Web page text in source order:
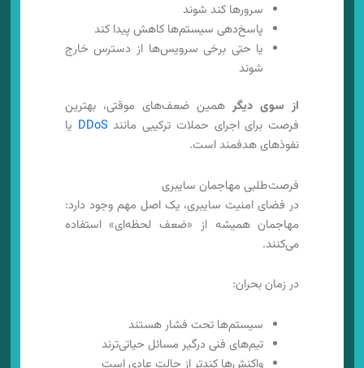
سرورها کند شوند
پاسخ‌دهی سیستم‌ها کاهش پیدا کند
یا حتی برخی سرویس‌ها از دسترس خارج
شوند
از سوی دیگرهمین ضعف‌های موقتی، بهترین
فرصت برای اجرای حملات ترکیبی مانند DDoS یا
نفوذهای هدفمند است.
فرصت‌طلبی مهاجمان سایبری
در فضای امنیت سایبری، یک اصل مهم وجود دارد:
مهاجمان همیشه از «ضعف لحظه‌ای» استفاده
می‌کنند.
در زمان بحران:
سیستم‌ها تحت فشار هستند
تیم‌های فنی درگیر مسائل حیاتی‌ترند
واکنش‌ها کندتر از حالت عادی است